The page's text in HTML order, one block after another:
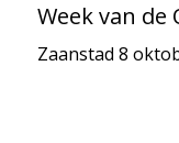
Week van de
Zaanstad 8